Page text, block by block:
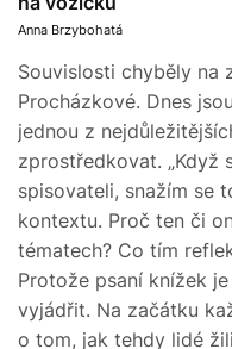
Anna Brzybohatá
Souvislosti chyběly na
Procházkové. Dnes
jednou z
zprostředkovat. „Když
spisovateli, snažím se
kontextu. Proč ten či
tématech? Co tím
Protože psaní knížek
vyjádřit. Na začátku
o tom, jak tehdy lidé